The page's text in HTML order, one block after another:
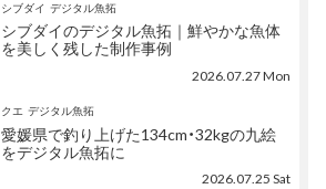
シブダイ デジタル魚拓
シブダイのデジタル魚拓｜鮮やかな魚体
を美しく残した制作事例
2026.07.27 Mon
クエ デジタル魚拓
愛媛県で釣り上げた134cm・32kgの九絵
をデジタル魚拓に
2026.07.25 Sat